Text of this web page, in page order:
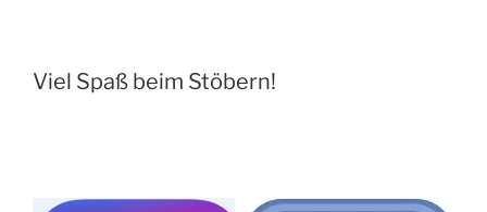
Viel Spaß beim Stöbern!